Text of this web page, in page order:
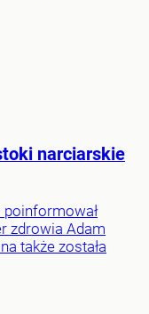
narciarskie
zdrowia Adam
także została